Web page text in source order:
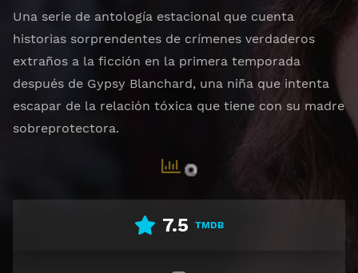
Una serie de antología estacional que cuenta
historias sorprendentes de crímenes verdaderos
extraños a la ficción en la primera temporada
después de Gypsy Blanchard, una niña que intenta
escapar de la relación tóxica que tiene con su madre
sobreprotectora.
7.5 TMDB